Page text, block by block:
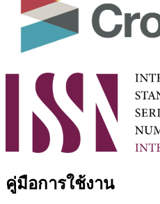
คู่มือการใช้งาน